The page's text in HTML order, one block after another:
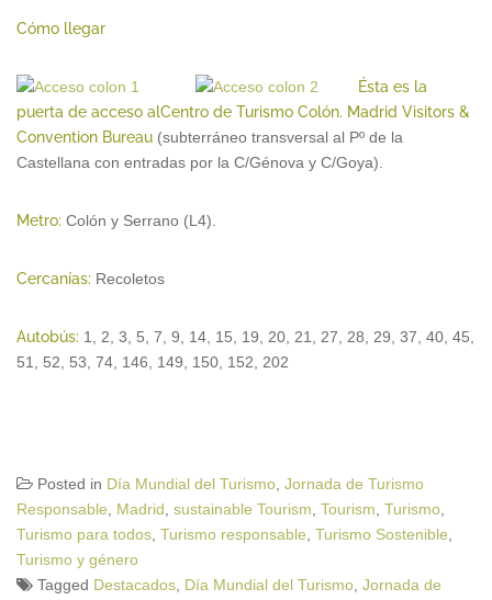
Cómo llegar
Ésta es la
puerta de acceso alCentro de Turismo Colón. Madrid Visitors &
Convention Bureau (subterráneo transversal al Pº de la
Castellana con entradas por la C/Génova y C/Goya).
Metro: Colón y Serrano (L4).
Cercanías: Recoletos
Autobús: 1, 2, 3, 5, 7, 9, 14, 15, 19, 20, 21, 27, 28, 29, 37, 40, 45,
51, 52, 53, 74, 146, 149, 150, 152, 202
Posted in Día Mundial del Turismo Jornada de Turismo
Responsable
Madrid sustainable Tourism Tourism Turismo
Turismo para todos Turismo responsable Turismo Sostenible
Turismo y género
Tagged Destacados Día Mundial del Turismo Jornada de